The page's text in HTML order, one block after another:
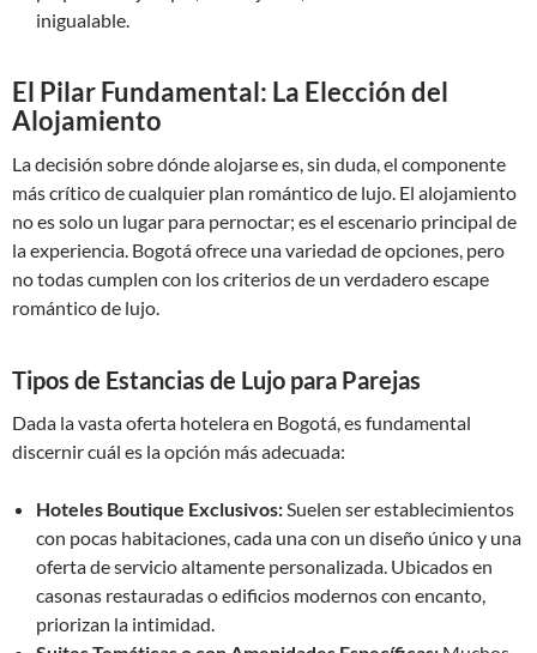
inigualable.
El Pilar Fundamental: La Elección del
Alojamiento
La decisión sobre dónde alojarse es, sin duda, el componente
más crítico de cualquier plan romántico de lujo. El alojamiento
no es solo un lugar para pernoctar; es el escenario principal de
la experiencia. Bogotá ofrece una variedad de opciones, pero
no todas cumplen con los criterios de un verdadero escape
romántico de lujo.
Tipos de Estancias de Lujo para Parejas
Dada la vasta oferta hotelera en Bogotá, es fundamental
discernir cuál es la opción más adecuada:
Hoteles Boutique Exclusivos:Suelen ser establecimientos
con pocas habitaciones, cada una con un diseño único y una
oferta de servicio altamente personalizada. Ubicados en
casonas restauradas o edificios modernos con encanto,
priorizan la intimidad.